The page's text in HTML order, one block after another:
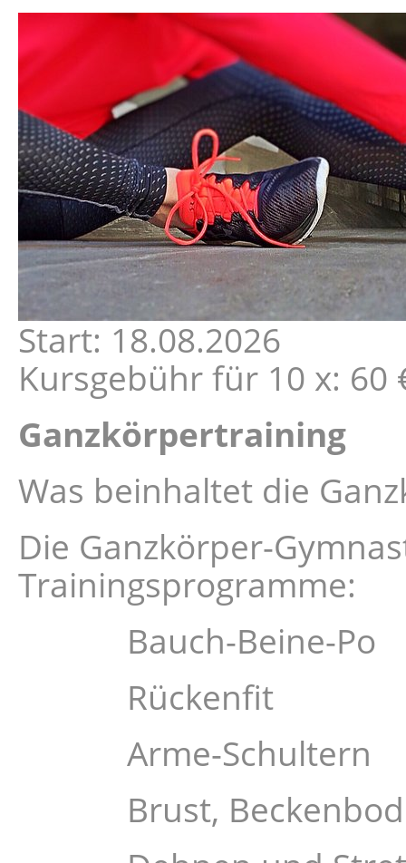
Start: 18.08.2026
Kursgebühr für 10 x: 60
Ganzkörpertraining
Was beinhaltet die
Die Ganzkörper-
Trainingsprogramme:
Bauch-Beine-Po
Rückenfit
Arme-Schultern
Brust,